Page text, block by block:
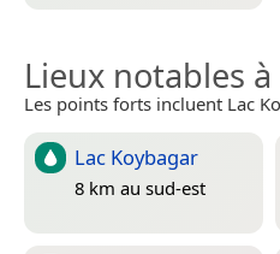
Lieux notables
Les points forts incluent Lac
Lac Koybagar
8 km au sud-est